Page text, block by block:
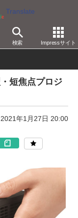
Translate
検索 Impressサイト
短焦点プロジ
2021年1月27日 20:00